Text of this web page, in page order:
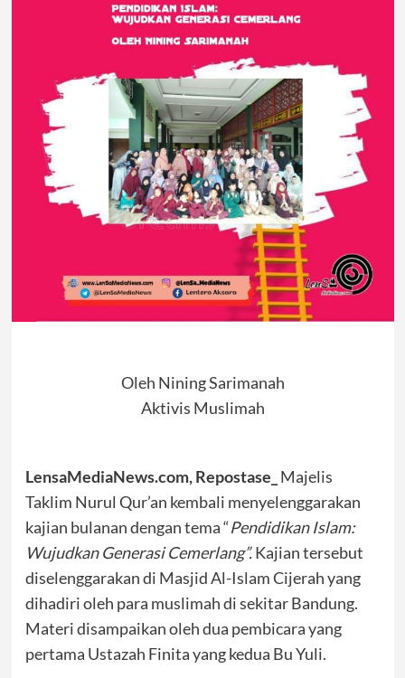
Oleh Nining Sarimanah
Aktivis Muslimah
LensaMediaNews.com, Repostase_ Majelis
Taklim Nurul Qur’an kembali menyelenggarakan
kajian bulanan dengan tema “Pendidikan Islam:
Wujudkan Generasi Cemerlang”.Kajian tersebut
diselenggarakan di Masjid Al-Islam Cijerah yang
dihadiri oleh para muslimah di sekitar Bandung.
Materi disampaikan oleh dua pembicara yang
pertama Ustazah Finita yang kedua Bu Yuli.